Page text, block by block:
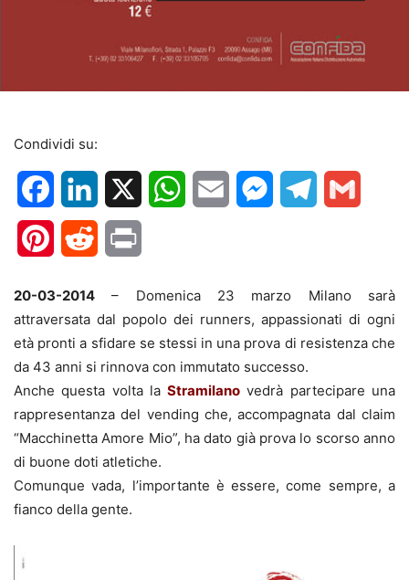
Condividi su:
FacebookLinkedIn WhatsApp
Email MessengerTelegram
PinterestReddit
20-03-2014 – Domenica 23 marzo Milano sarà
attraversata dal popolo dei runners, appassionati di ogni
età pronti a sfidare se stessi in una prova di resistenza che
da 43 anni si rinnova con immutato successo.
Anche questa volta laStramilano vedrà partecipare una
rappresentanza del vending che, accompagnata dal claim
“Macchinetta Amore Mio”, ha dato già prova lo scorso anno
di buone doti atletiche.
Comunque vada, l’importante è essere, come sempre, a
fianco della gente.